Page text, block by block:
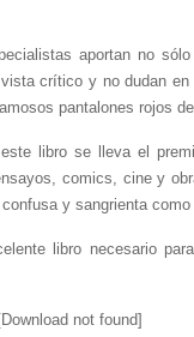
aportan no
crítico y no dudan
pantalones rojos
libro se lleva el
comics, cine y
y sangrienta
libro necesario
[Download not found]